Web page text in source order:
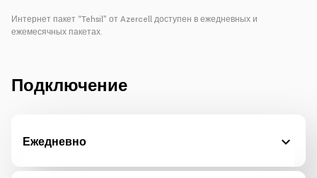
Интернет пакет “Tehsil” от Azercell доступен в ежедневных и
ежемесячных пакетах.
Подключение
Ежедневно